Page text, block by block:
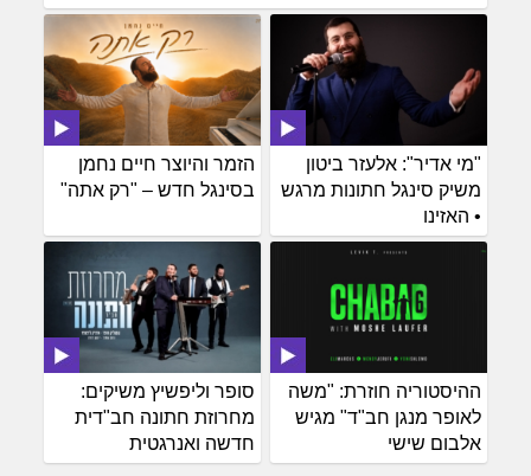
הזמר והיוצר חיים נחמן
בסינגל חדש – "רק אתה"
"מי אדיר": אלעזר ביטון
משיק סינגל חתונות מרגש
• האזינו
סופר וליפשיץ משיקים:
מחרוזת חתונה חב"דית
חדשה ואנרגטית
ההיסטוריה חוזרת: "משה
לאופר מנגן חב"ד" מגיש
אלבום שישי